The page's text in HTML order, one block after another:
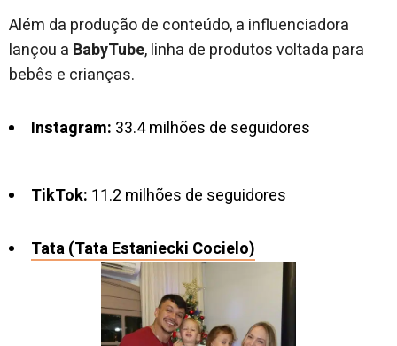
Além da produção de conteúdo, a influenciadora
lançou a BabyTube, linha de produtos voltada para
bebês e crianças.
Instagram: 33.4 milhões de seguidores
TikTok: 11.2 milhões de seguidores
Tata (Tata Estaniecki Cocielo)